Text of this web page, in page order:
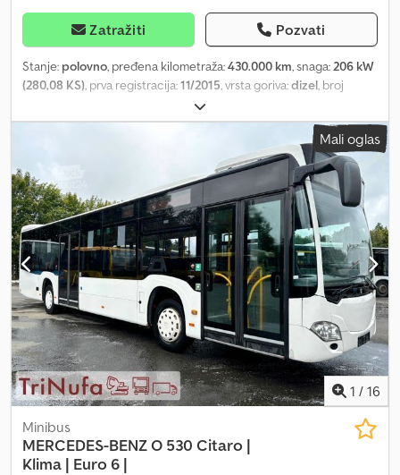
Zatražiti Pozvati
Stanje: polovno, pređena kilometraža:430.000 km, snaga:206 kW
(280,08 KS), prva registracija:11/2015, vrsta goriva:dizel, broj
automatski
srebrna, kočnice:retarder, Oprema:ABS, elektronski program
stabilnosti (ESP), grejač za parkiranje, klima uređaj, MAN A21,
Euro 6, sa ATM Novi dizajn!! * MAN motor 206 kW Euro VI, ATM (0
KM) * Automatski menjač * ABS, ASR * Pomoćno grejanje * Veliki
klima uređaj * 39 + 1 sedišta * 43 mesta za stajanje * Preklopna
sedišta * Vrata 1+2 duple širine * Mesto za invalidska kolica / dečija
kolica Chedpfeyn Up Iex Anqoa * Kneeling funkcija *
Podizanje/spuštanje * LED-matriks sa tri strane sa upravljačkom
jedinicom * Retarder * Maglenke * Električni spoljašnji retrovizori,
podesivi i grejani * Vozačko sedište sa vazdušnim vešanjem, 3x
vazdušni jastuk, rotirajuće, sa grejanjem i ventilacijom * Stanica
kočnica * Dugmad za zahtev zaustavljanja * Držač za automatski
menjač * Držači * Krovni prozori Svi podaci su informativnog
karaktera. Pridržavamo pravo na greške i tipografske greške. Više
informacija: i putem WhatsApp-a) Info na poljskom jeziku:
WhatsApp) Vaš kontakt na francuskom jeziku: Georges Spengelin
Mali oglas
1 / 16
Minibus
MERCEDES-BENZO 530 Citaro |
Klima | Euro 6 |